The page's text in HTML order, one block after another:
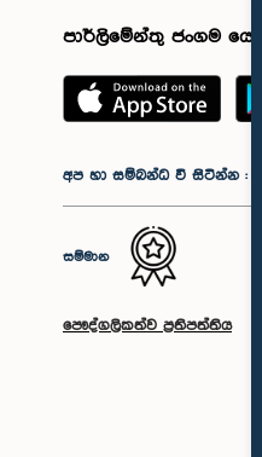
පාර්ලිමේන්තු ජංගම
අප හා සම්බන්ධ වී සිටින්න :
සම්මාන
පෞද්ගලිකත්ව ප්‍රතිපත්තිය